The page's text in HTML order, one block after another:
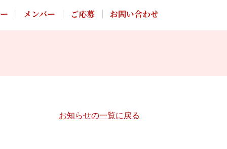
メンバー ご応募 お問い合わせ
お知らせの一覧に戻る